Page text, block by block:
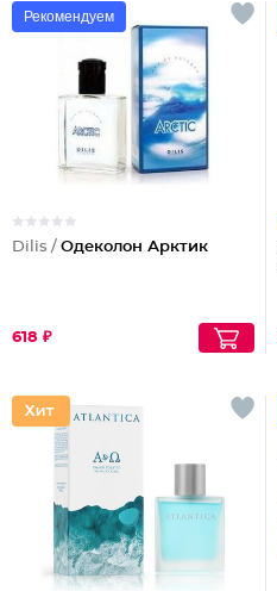
Рекомендуем
Dilis / Одеколон Арктик
618 ₽